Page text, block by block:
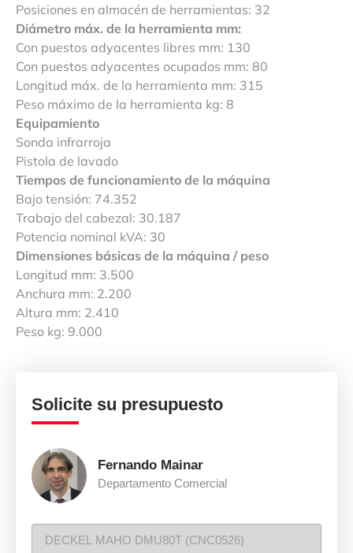
Posiciones en almacén de herramientas: 32
Diámetro máx. de la herramienta mm:
Con puestos adyacentes libres mm: 130
Con puestos adyacentes ocupados mm: 80
Longitud máx. de la herramienta mm: 315
Peso máximo de la herramienta kg: 8
Equipamiento
Sonda infrarroja
Pistola de lavado
Tiempos de funcionamiento de la máquina
Bajo tensión: 74.352
Trabajo del cabezal: 30.187
Potencia nominal kVA: 30
Dimensiones básicas de la máquina / peso
Longitud mm: 3.500
Anchura mm: 2.200
Altura mm: 2.410
Peso kg: 9.000
Solicite su presupuesto
Fernando Mainar
Departamento Comercial